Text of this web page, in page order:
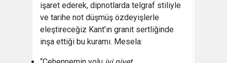
işaret ederek, dipnotlarda telgraf stiliyle
ve tarihe not düşmüş özdeyişlerle
eleştireceğiz Kant’ın granit sertliğinde
inşa ettiği bu kuramı. Mesela: